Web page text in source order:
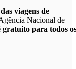
viagens de
Nacional de
gratuito para todos